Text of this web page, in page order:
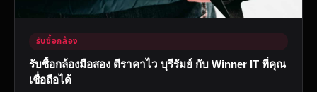
รับซื้อกล้อง
รับซื้อกล้องมือสอง ตีราคาไว บุรีรัมย์ กับ Winner IT ที่คุณ
เชื่อถือได้